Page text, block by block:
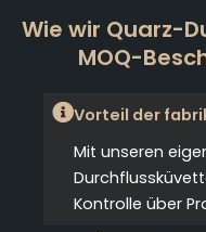
Wie wir Quarz-
MOQ-
Vorteil der
Mit unseren
Kontrolle über